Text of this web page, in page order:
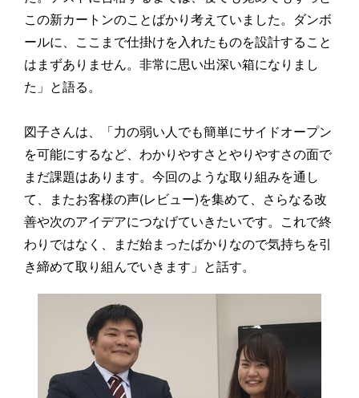
この新カートンのことばかり考えていました。ダンボ
ールに、ここまで仕掛けを入れたものを設計すること
はまずありません。非常に思い出深い箱になりまし
た」と語る。
図子さんは、「力の弱い人でも簡単にサイドオープン
を可能にするなど、わかりやすさとやりやすさの面で
まだ課題はあります。今回のような取り組みを通し
て、またお客様の声(レビュー)を集めて、さらなる改
善や次のアイデアにつなげていきたいです。これで終
わりではなく、まだ始まったばかりなので気持ちを引
き締めて取り組んでいきます」と話す。